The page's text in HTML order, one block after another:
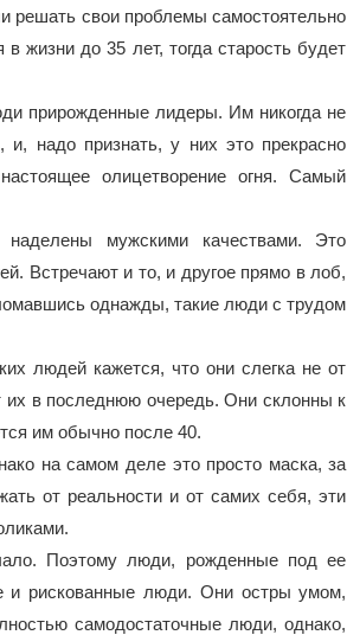
решать свои проблемы самостоятельно
жизни до 35 лет, тогда старость будет
прирожденные лидеры. Им никогда не
надо признать, у них это прекрасно
олицетворение огня. Самый
мужскими качествами. Это
Встречают и то, и другое прямо в лоб,
однажды, такие люди с трудом
людей кажется, что они слегка не от
их в последнюю очередь. Они склонны к
им обычно после 40.
на самом деле это просто маска, за
от реальности и от самих себя, эти
Поэтому люди, рожденные под ее
и рискованные люди. Они остры умом,
самодостаточные люди, однако,